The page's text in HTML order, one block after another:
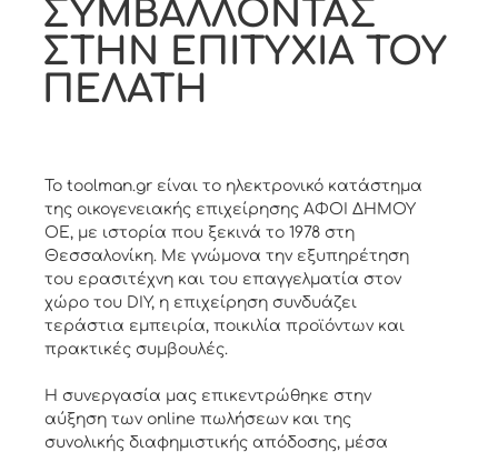
ΣΥΜΒΑΛΛΟΝΤΑΣ
ΣΤΗΝ ΕΠΙΤΥΧΙΑ ΤΟΥ
ΠΕΛΑΤΗ
Το toolman.gr είναι το ηλεκτρονικό κατάστημα
της οικογενειακής επιχείρησης ΑΦΟΙ ΔΗΜΟΥ
ΟΕ, με ιστορία που ξεκινά το 1978 στη
Θεσσαλονίκη. Με γνώμονα την εξυπηρέτηση
του ερασιτέχνη και του επαγγελματία στον
χώρο του DIY, η επιχείρηση συνδυάζει
τεράστια εμπειρία, ποικιλία προϊόντων και
πρακτικές συμβουλές.
Η συνεργασία μας επικεντρώθηκε στην
αύξηση των online πωλήσεων και της
συνολικής διαφημιστικής απόδοσης, μέσα